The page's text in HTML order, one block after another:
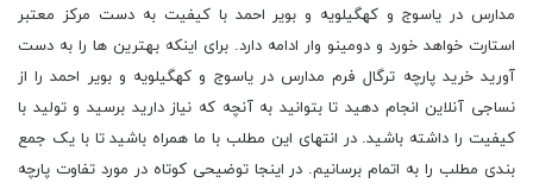
مدارس در یاسوج و کهگیلویه و بویر احمد با کیفیت به دست مرکز معتبر
استارت خواهد خورد و دومینو وار ادامه دارد. برای اینکه بهترین ها را به دست
آورید خرید پارچه ترگال فرم مدارس در یاسوج و کهگیلویه و بویر احمد را از
نساجی آنلاین انجام دهید تا بتوانید به آنچه که نیاز دارید برسید و تولید با
کیفیت را داشته باشید. در انتهای این مطلب با ما همراه باشید تا با یک جمع
بندی مطلب را به اتمام برسانیم. در اینجا توضیحی کوتاه در مورد تفاوت پارچه